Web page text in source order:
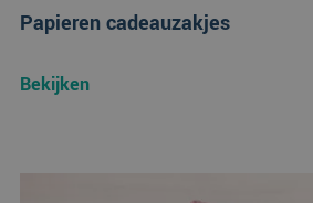
Papieren cadeauzakjes
Bekijken